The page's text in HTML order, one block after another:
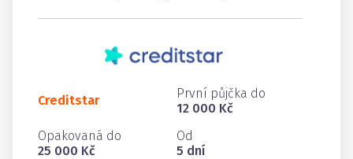
Creditstar
První půjčka do
12 000 Kč
Opakovaná do
25 000 Kč
Od
5 dní